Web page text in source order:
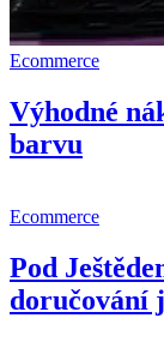
Ecommerce
Výhodné
barvu
Ecommerce
Pod
doručování